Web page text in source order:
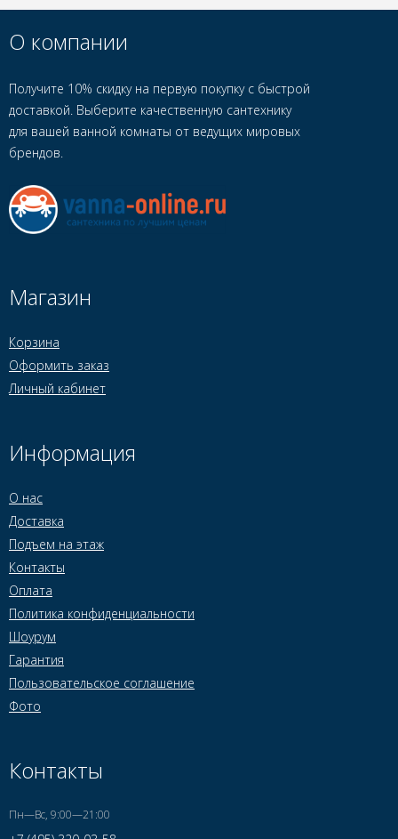
О компании
Получите 10% скидку на первую покупку с быстрой
доставкой. Выберите качественную сантехнику
для вашей ванной комнаты от ведущих мировых
брендов.
Магазин
Корзина
Оформить заказ
Личный кабинет
Информация
О нас
Доставка
Подъем на этаж
Контакты
Оплата
Политика конфиденциальности
Шоурум
Гарантия
Пользовательское соглашение
Фото
Контакты
Пн—Вс, 9:00—21:00